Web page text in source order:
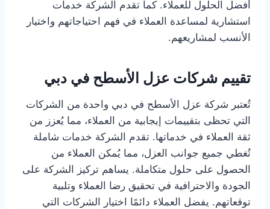
أفضل الحلول للعملاء. كما تقدم الشركة خدمات
استشارية لمساعدة العملاء في فهم احتياجاتهم واختيار
الأنسب لمشاريعهم.
تقييم شركات عزل الأسطح في دبي
تُعتبر شركة عزل الأسطح في دبي واحدة من الشركات
التي تحظى بتقييمات إيجابية من العملاء، مما يُعزز من
ثقة العملاء في خدماتها. تقدم الشركة خدمات شاملة
تُغطي جميع جوانب العزل، مما يُمكن العملاء من
الحصول على حلول متكاملة. يساهم تركيز الشركة على
الجودة والاحترافية في تحقيق رضا العملاء وتلبية
توقعاتهم. يفضل العملاء دائمًا اختيار الشركات التي